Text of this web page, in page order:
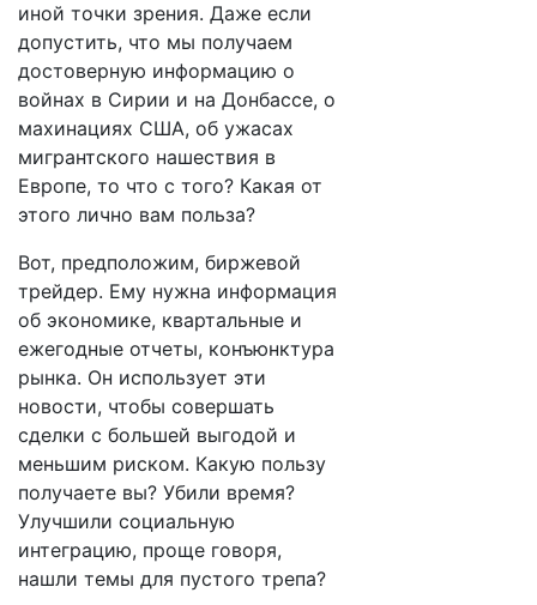
иной точки зрения. Даже если
допустить, что мы получаем
достоверную информацию о
войнах в Сирии и на Донбассе, о
махинациях США, об ужасах
мигрантского нашествия в
Европе, то что с того? Какая от
этого лично вам польза?
Вот, предположим, биржевой
трейдер. Ему нужна информация
об экономике, квартальные и
ежегодные отчеты, конъюнктура
рынка. Он использует эти
новости, чтобы совершать
сделки с большей выгодой и
меньшим риском. Какую пользу
получаете вы? Убили время?
Улучшили социальную
интеграцию, проще говоря,
нашли темы для пустого трепа?